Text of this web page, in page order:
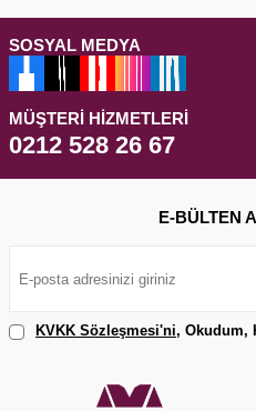
SOSYAL MEDYA
MÜŞTERI HIZMETLERI
0212 528 26 67
E-BÜLTEN
KVKK Sözleşmesi'ni, Okudum,